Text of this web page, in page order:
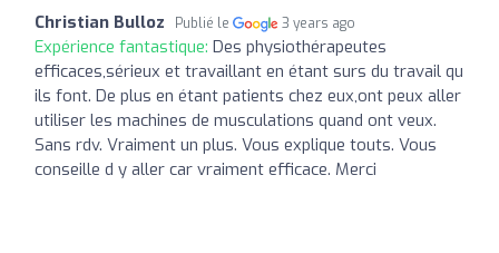
Christian Bulloz Publié le 3 years ago
Expérience fantastique: Des physiothérapeutes
efficaces,sérieux et travaillant en étant surs du travail qu
ils font. De plus en étant patients chez eux,ont peux aller
utiliser les machines de musculations quand ont veux.
Sans rdv. Vraiment un plus. Vous explique touts. Vous
conseille d y aller car vraiment efficace. Merci